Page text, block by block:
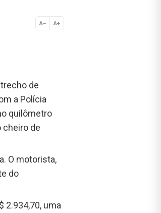
A− A+
Normal
de
a Polícia
quilômetro
cheiro de
O motorista,
do
2.934,70, uma